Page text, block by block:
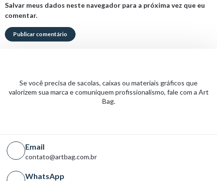
Salvar meus dados neste navegador para a próxima vez que eu
comentar.
Se você precisa de sacolas, caixas ou materiais gráficos que
valorizem sua marca e comuniquem profissionalismo, fale com a Art
Bag.
Email
contato@artbag.com.br
WhatsApp